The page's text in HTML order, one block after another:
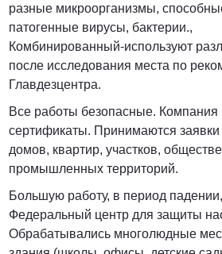
разные микроорганизмы,
патогенные вирусы, бактерии.,
Комбинированный-используют
после исследования места по
Главдезцентра.
Все работы безопасные.
сертификаты. Принимаются
домов, квартир, участков,
промышленных территорий.
Большую работу, в период
Федеральный центр для защиты
Обрабатывались многолюдные